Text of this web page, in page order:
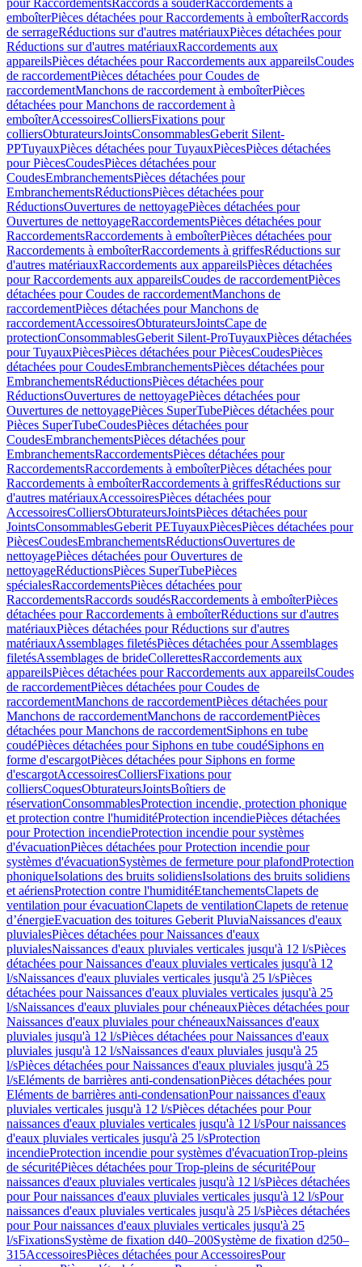
pour RaccordementsRaccords à souderRaccordements à
emboîterPièces détachées pour Raccordements à emboîterRaccords
de serrageRéductions sur d'autres matériauxPièces détachées pour
Réductions sur d'autres matériauxRaccordements aux
appareilsPièces détachées pour Raccordements aux appareilsCoudes
de raccordementPièces détachées pour Coudes de
raccordementManchons de raccordement à emboîterPièces
détachées pour Manchons de raccordement à
emboîterAccessoiresColliersFixations pour
colliersObturateursJointsConsommablesGeberit Silent-
PPTuyauxPièces détachées pour TuyauxPiècesPièces détachées
pour PiècesCoudesPièces détachées pour
CoudesEmbranchementsPièces détachées pour
EmbranchementsRéductionsPièces détachées pour
RéductionsOuvertures de nettoyagePièces détachées pour
Ouvertures de nettoyageRaccordementsPièces détachées pour
RaccordementsRaccordements à emboîterPièces détachées pour
Raccordements à emboîterRaccordements à griffesRéductions sur
d'autres matériauxRaccordements aux appareilsPièces détachées
pour Raccordements aux appareilsCoudes de raccordementPièces
détachées pour Coudes de raccordementManchons de
raccordementPièces détachées pour Manchons de
raccordementAccessoiresObturateursJointsCape de
protectionConsommablesGeberit Silent-ProTuyauxPièces détachées
pour TuyauxPiècesPièces détachées pour PiècesCoudesPièces
détachées pour CoudesEmbranchementsPièces détachées pour
EmbranchementsRéductionsPièces détachées pour
RéductionsOuvertures de nettoyagePièces détachées pour
Ouvertures de nettoyagePièces SuperTubePièces détachées pour
Pièces SuperTubeCoudesPièces détachées pour
CoudesEmbranchementsPièces détachées pour
EmbranchementsRaccordementsPièces détachées pour
RaccordementsRaccordements à emboîterPièces détachées pour
Raccordements à emboîterRaccordements à griffesRéductions sur
d'autres matériauxAccessoiresPièces détachées pour
AccessoiresColliersObturateursJointsPièces détachées pour
JointsConsommablesGeberit PETuyauxPiècesPièces détachées pour
PiècesCoudesEmbranchementsRéductionsOuvertures de
nettoyagePièces détachées pour Ouvertures de
nettoyageRéductionsPièces SuperTubePièces
spécialesRaccordementsPièces détachées pour
RaccordementsRaccords soudésRaccordements à emboîterPièces
détachées pour Raccordements à emboîterRéductions sur d'autres
matériauxPièces détachées pour Réductions sur d'autres
matériauxAssemblages filetésPièces détachées pour Assemblages
filetésAssemblages de brideCollerettesRaccordements aux
appareilsPièces détachées pour Raccordements aux appareilsCoudes
de raccordementPièces détachées pour Coudes de
raccordementManchons de raccordementPièces détachées pour
Manchons de raccordementManchons de raccordementPièces
détachées pour Manchons de raccordementSiphons en tube
coudéPièces détachées pour Siphons en tube coudéSiphons en
forme d'escargotPièces détachées pour Siphons en forme
d'escargotAccessoiresColliersFixations pour
colliersCoquesObturateursJointsBoîtiers de
réservationConsommablesProtection incendie, protection phonique
et protection contre l'humiditéProtection incendiePièces détachées
pour Protection incendieProtection incendie pour systèmes
d'évacuationPièces détachées pour Protection incendie pour
systèmes d'évacuationSystèmes de fermeture pour plafondProtection
phoniqueIsolations des bruits solidiensIsolations des bruits solidiens
et aériensProtection contre l'humiditéEtanchementsClapets de
ventilation pour évacuationClapets de ventilationClapets de retenue
d’énergieEvacuation des toitures Geberit PluviaNaissances d'eaux
pluvialesPièces détachées pour Naissances d'eaux
pluvialesNaissances d'eaux pluviales verticales jusqu'à 12 l/sPièces
détachées pour Naissances d'eaux pluviales verticales jusqu'à 12
l/sNaissances d'eaux pluviales verticales jusqu'à 25 l/sPièces
détachées pour Naissances d'eaux pluviales verticales jusqu'à 25
l/sNaissances d'eaux pluviales pour chéneauxPièces détachées pour
Naissances d'eaux pluviales pour chéneauxNaissances d'eaux
pluviales jusqu'à 12 l/sPièces détachées pour Naissances d'eaux
pluviales jusqu'à 12 l/sNaissances d'eaux pluviales jusqu'à 25
l/sPièces détachées pour Naissances d'eaux pluviales jusqu'à 25
l/sEléments de barrières anti-condensationPièces détachées pour
Eléments de barrières anti-condensationPour naissances d'eaux
pluviales verticales jusqu'à 12 l/sPièces détachées pour Pour
naissances d'eaux pluviales verticales jusqu'à 12 l/sPour naissances
d'eaux pluviales verticales jusqu'à 25 l/sProtection
incendieProtection incendie pour systèmes d'évacuationTrop-pleins
de sécuritéPièces détachées pour Trop-pleins de sécuritéPour
naissances d'eaux pluviales verticales jusqu'à 12 l/sPièces détachées
pour Pour naissances d'eaux pluviales verticales jusqu'à 12 l/sPour
naissances d'eaux pluviales verticales jusqu'à 25 l/sPièces détachées
pour Pour naissances d'eaux pluviales verticales jusqu'à 25
l/sFixationsSystème de fixation d40–200Système de fixation d250–
315AccessoiresPièces détachées pour AccessoiresPour